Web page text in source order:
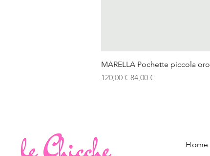
MARELLA Pochette piccola oro
Prezzo regolare
120,00 € Prezzo scontato
84,00 €
Home